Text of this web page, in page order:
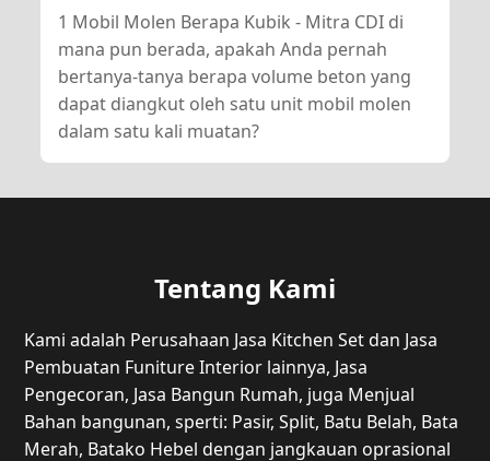
1 Mobil Molen Berapa Kubik - Mitra CDI di
mana pun berada, apakah Anda pernah
bertanya-tanya berapa volume beton yang
dapat diangkut oleh satu unit mobil molen
dalam satu kali muatan?
Tentang Kami
Kami adalah Perusahaan Jasa Kitchen Set dan Jasa
Pembuatan Funiture Interior lainnya, Jasa
Pengecoran, Jasa Bangun Rumah, juga Menjual
Bahan bangunan, sperti: Pasir, Split, Batu Belah, Bata
Merah, Batako Hebel dengan jangkauan oprasional